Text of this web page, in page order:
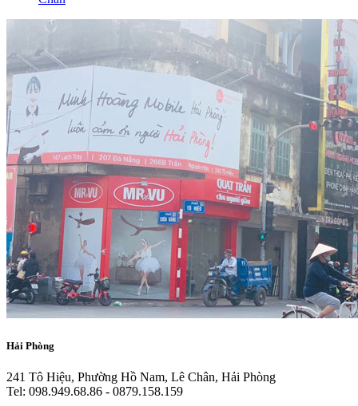
Hải Phòng
241 Tô Hiệu, Phường Hồ Nam, Lê Chân, Hải Phòng
Tel: 098.949.68.86 - 0879.158.159